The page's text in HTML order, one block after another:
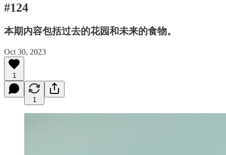
#124
本期内容包括过去的花园和未来的食物。
Oct 30, 2023
1
1